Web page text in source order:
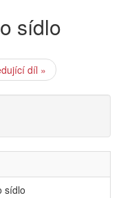
sídlo
díl »
sídlo